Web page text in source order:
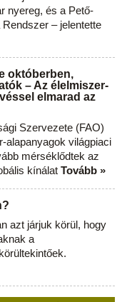
nyereg, és a Pető-
– jelentette
októberben,
– Az élelmiszer-
elmarad az
Szervezete (FAO)
alapanyagok világpiaci
mérséklődtek az
kínálat Tovább »
azt járjuk körül, hogy
a